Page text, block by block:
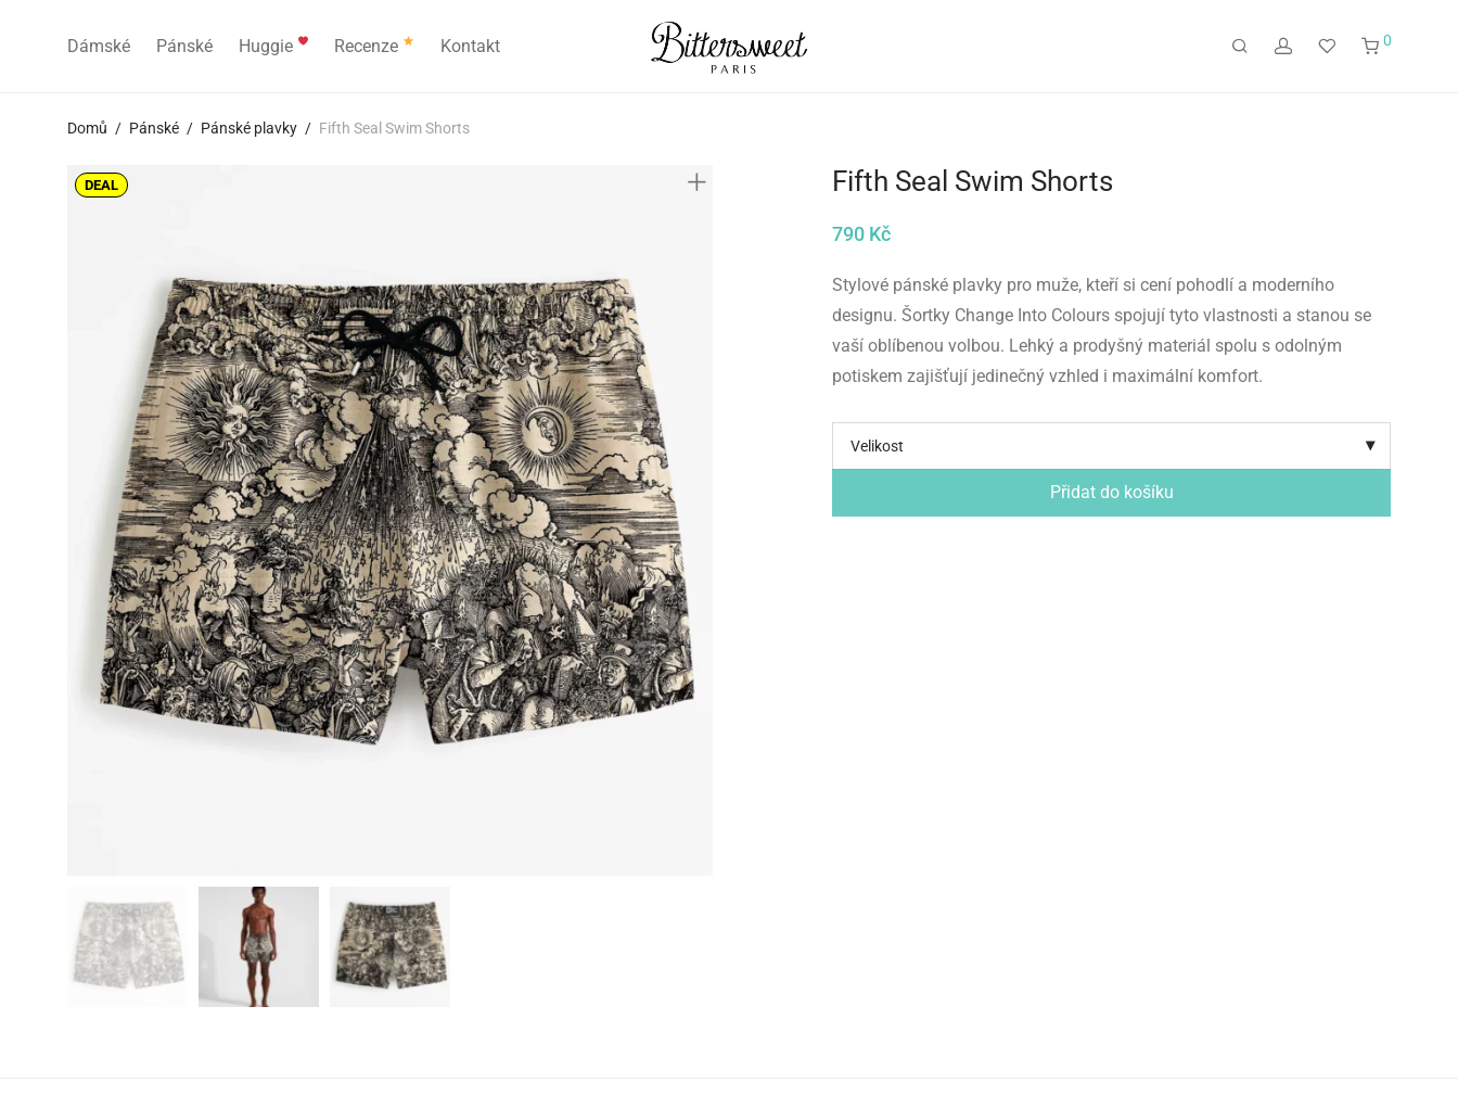
Dámské Pánské Huggie Recenze Kontakt 0
Domů / Pánské / Pánské plavky / Fifth Seal Swim Shorts
DEAL Fifth Seal Swim Shorts
790 Kč
Stylové pánské plavky pro muže, kteří si cení pohodlí a moderního
designu. Šortky Change Into Colours spojují tyto vlastnosti a stanou se
vaší oblíbenou volbou. Lehký a prodyšný materiál spolu s odolným
potiskem zajišťují jedinečný vzhled i maximální komfort.
Velikost
Přidat do košíku